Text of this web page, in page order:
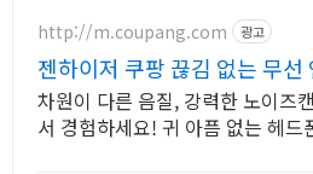
http://m.coupang.com 광고
젠하이저 쿠팡 끊김 없는 무선
차원이 다른 음질, 강력한 노이즈
서 경험하세요! 귀 아픔 없는 헤드